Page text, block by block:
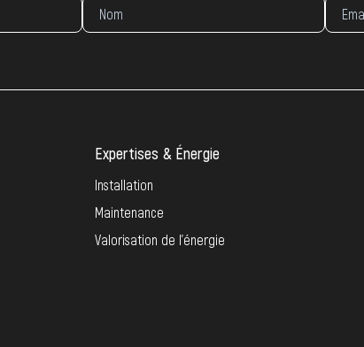
Expertises & Énergie
Installation
Maintenance
Valorisation de l’énergie